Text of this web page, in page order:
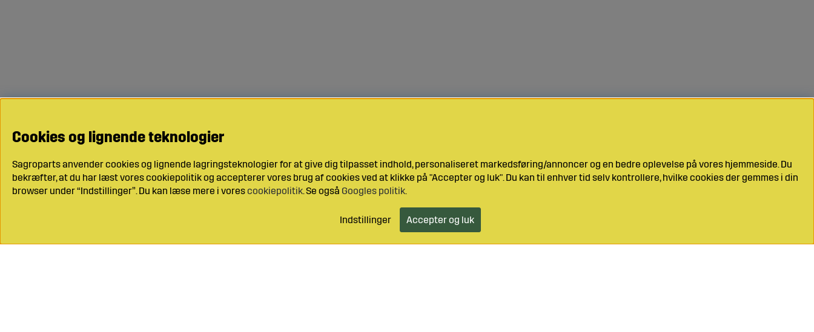
Cookies og lignende teknologier
Sagroparts anvender cookies og lignende lagringsteknologier for at give dig tilpasset indhold, personaliseret markedsføring/annoncer og en bedre oplevelse på vores hjemmeside. Du
bekræfter, at du har læst vores cookiepolitik og accepterer vores brug af cookies ved at klikke på "Accepter og luk". Du kan til enhver tid selv kontrollere, hvilke cookies der gemmes i din
browser under “Indstillinger”. Du kan læse mere i vorescookiepolitik. Se også Googles politik.
Indstillinger Accepter og luk